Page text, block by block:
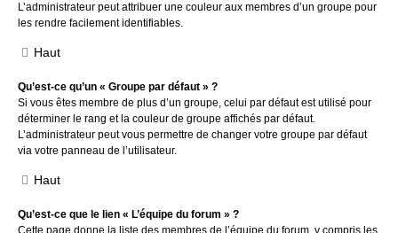
L’administrateur peut attribuer une couleur aux membres d’un groupe pour
les rendre facilement identifiables.
Haut
Qu’est-ce qu’un « Groupe par défaut » ?
Si vous êtes membre de plus d’un groupe, celui par défaut est utilisé pour
déterminer le rang et la couleur de groupe affichés par défaut.
L’administrateur peut vous permettre de changer votre groupe par défaut
via votre panneau de l’utilisateur.
Haut
Qu’est-ce que le lien « L’équipe du forum » ?
Cette page donne la liste des membres de l’équipe du forum, y compris les